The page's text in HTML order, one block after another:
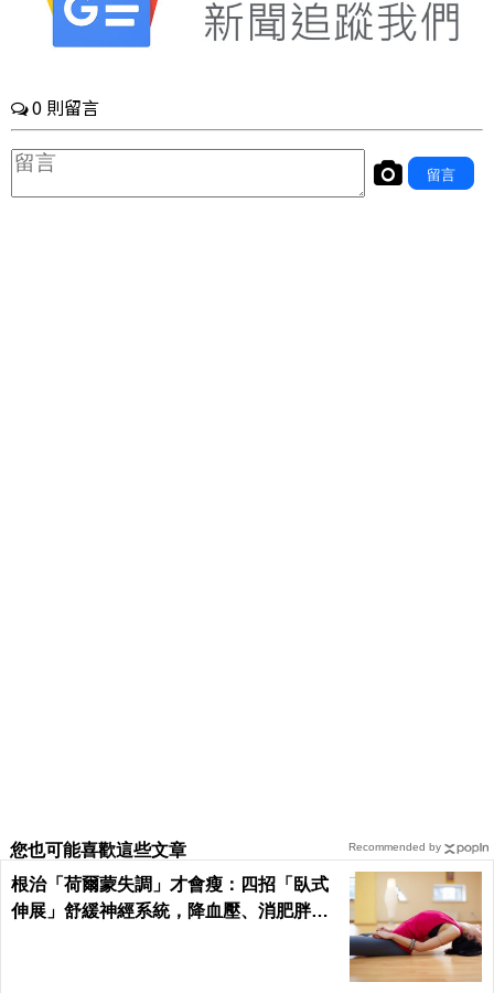
您也可能喜歡這些文章
根治「荷爾蒙失調」才會瘦：四招「臥式
伸展」舒緩神經系統，降血壓、消肥胖這
Recommended by